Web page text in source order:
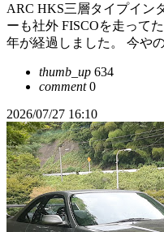
ARC HKS三層タイプイン
ーも社外 FISCOを走って
年が経過しました。 今や
thumb_up 634
comment0
2026/07/27 16:10